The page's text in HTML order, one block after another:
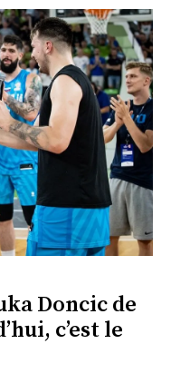
Doncic de
c’est le